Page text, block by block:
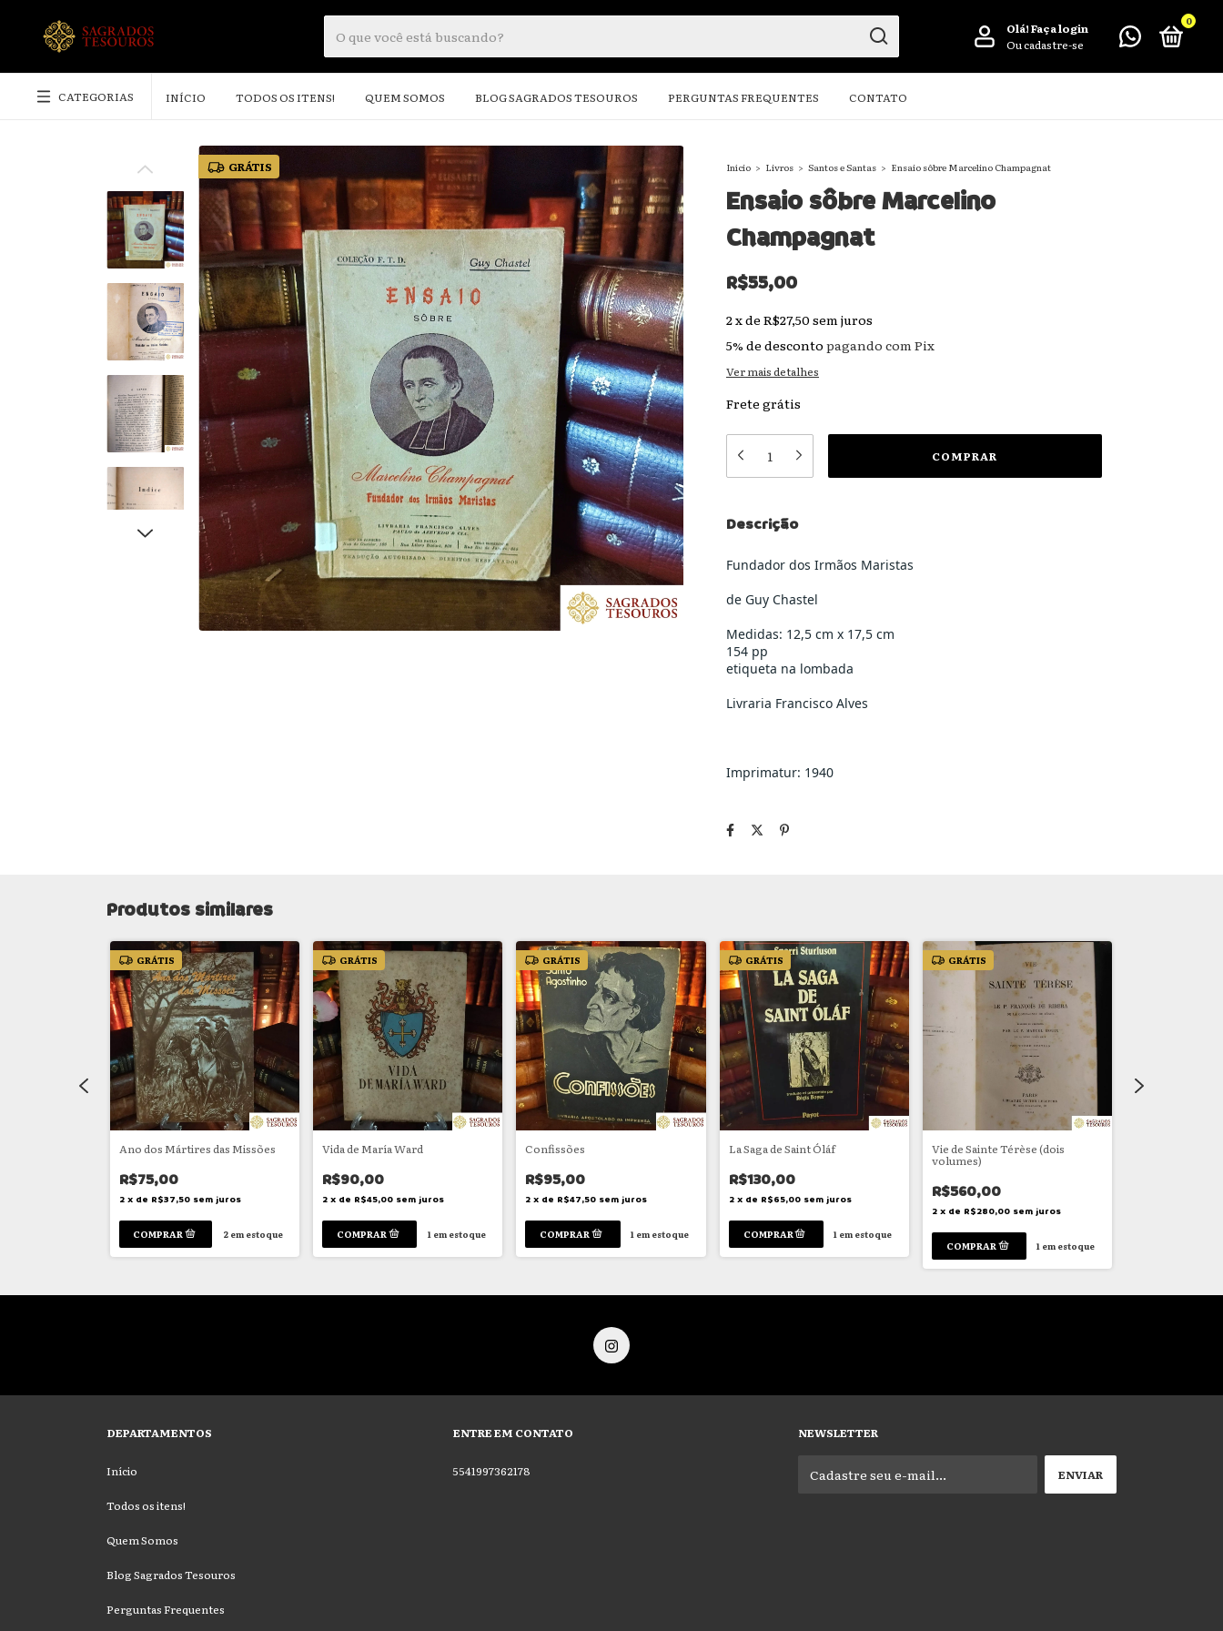
Olá!Faça login
Ou cadastre-se
0
CATEGORIAS INÍCIO TODOS OS ITENS! QUEM SOMOS BLOG SAGRADOS TESOUROS PERGUNTAS FREQUENTES CONTATO
GRÁTIS Início > Livros > Santos e Santas > Ensaio sôbre Marcelino Champagnat
Ensaio sôbre Marcelino
Champagnat
R$55,00
2xde R$27,50 sem juros
5% de desconto pagando com Pix
Ver mais detalhes
Frete grátis
Descrição
Fundador dos Irmãos Maristas
de Guy Chastel
Medidas: 12,5 cm x 17,5 cm
154 pp
etiqueta na lombada
Livraria Francisco Alves
Imprimatur: 1940
Produtos similares
GRÁTIS
Ano dos Mártires das Missões
R$75,00
2 x de R$37,50 sem juros
2em estoque
GRÁTIS
Vida de María Ward
R$90,00
2 x de R$45,00 sem juros
1em estoque
GRÁTIS
Confissões
R$95,00
2 x de R$47,50 sem juros
1 em estoque
GRÁTIS
La Saga de Saint Óláf
R$130,00
2 x de R$65,00 sem juros
1 em estoque
GRÁTIS
Vie de Sainte Térèse (dois
volumes)
R$560,00
2 x de R$280,00 sem juros
1 em estoque
DEPARTAMENTOS
Início
Todos os itens!
Quem Somos
Blog Sagrados Tesouros
Perguntas Frequentes
ENTRE EM CONTATO
5541997362178
NEWSLETTER